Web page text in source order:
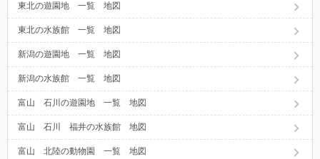
東北の遊園地 一覧 地図
東北の水族館 一覧 地図
新潟の遊園地 一覧 地図
新潟の水族館 一覧 地図
富山 石川の遊園地 一覧 地図
富山 石川 福井の水族館 地図
富山 北陸の動物園 一覧 地図